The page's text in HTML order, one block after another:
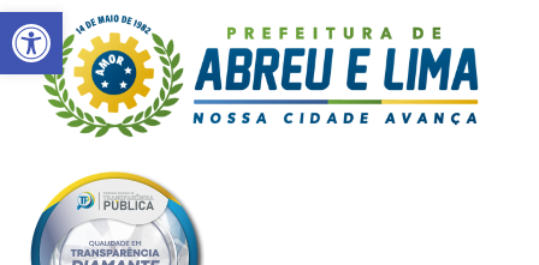
Abrir a barra de ferramentas
Skip
to
content